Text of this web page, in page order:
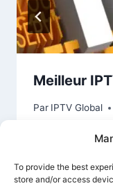
To provide the best
store and/or access
Meilleur
Par IPTV Global